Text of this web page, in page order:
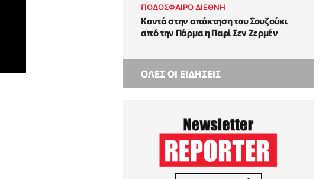
ΠΟΔΟΣΦΑΙΡΟ ΔΙΕΘΝΗ
Κοντά στην απόκτηση του Σουζούκι
από την Πάρμα η Παρί Σεν Ζερμέν
ΟΛΕΣ ΟΙ ΕΙΔΗΣΕΙΣ